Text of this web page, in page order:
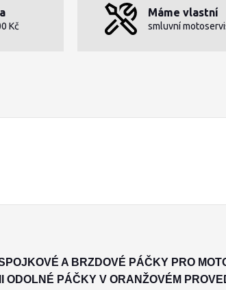
Kč
Máme vlastní
smluvní
A BRZDOVÉ PÁČKY PRO
ODOLNÉ PÁČKY V ORANŽOVÉM